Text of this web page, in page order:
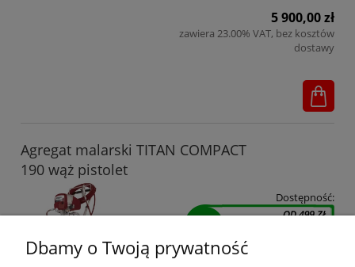
5 900,00 zł
zawiera 23.00% VAT, bez kosztów
dostawy
Agregat malarski TITAN COMPACT
190 wąż pistolet
Dostępność:
Płacisz blikiem na telefon dostajesz
Dbamy o Twoją prywatność